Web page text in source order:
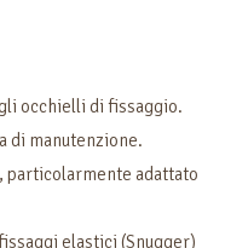
occhielli di fissaggio.
di manutenzione.
particolarmente adattato
elastici (Snugger)